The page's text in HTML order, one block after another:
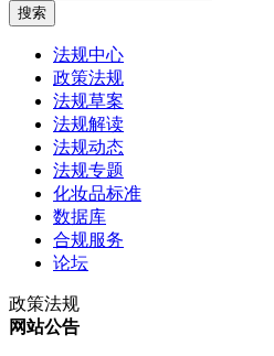
法规中心
政策法规
法规草案
法规解读
法规动态
法规专题
化妆品标准
数据库
合规服务
论坛
政策法规
网站公告